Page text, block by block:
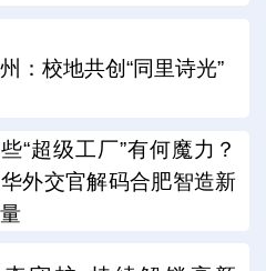
：校地共创“同里诗光”
“超级工厂”有何魔力？
外交官解码合肥智造新